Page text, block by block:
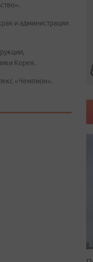
и администрации
Корея.
«Чемпион».